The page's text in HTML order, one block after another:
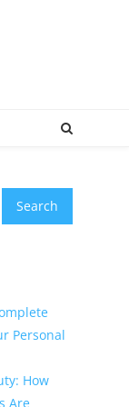
Search
Personal
How
Are